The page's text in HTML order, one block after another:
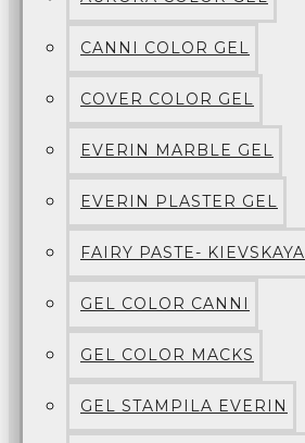
CANNI COLOR GEL
COVER COLOR GEL
EVERIN MARBLE GEL
EVERIN PLASTER GEL
FAIRY PASTE- KIEVSKAYA
GEL COLOR CANNI
GEL COLOR MACKS
GEL STAMPILA EVERIN